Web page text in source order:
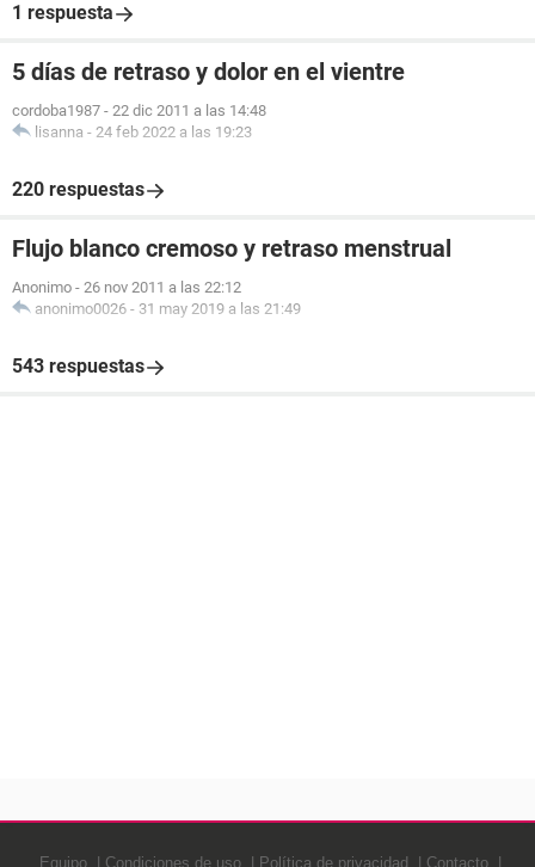
1 respuesta
5 días de retraso y dolor en el vientre
cordoba1987 - 22 dic 2011 a las 14:48
lisanna - 24 feb 2022 a las 19:23
220 respuestas
Flujo blanco cremoso y retraso menstrual
Anonimo - 26 nov 2011 a las 22:12
anonimo0026 - 31 may 2019 a las 21:49
543 respuestas
Equipo Condiciones de uso Política de privacidad Contacto